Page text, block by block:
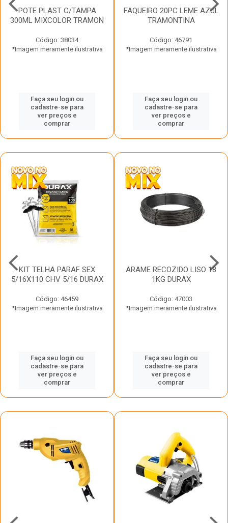
POTE PLAST C/TAMPA
300ML MIXCOLOR TRAMON
Código: 38034
*Imagem meramente ilustrativa
Faça seu login ou
cadastre-se para
ver preços e
comprar
FAQUEIRO 20PC LEME AZUL
TRAMONTINA
Código: 46791
*Imagem meramente ilustrativa
Faça seu login ou
cadastre-se para
ver preços e
comprar
KIT TELHA PARAF SEX
5/16X110 CHV 5/16 DURAX
Código: 46459
*Imagem meramente ilustrativa
Faça seu login ou
cadastre-se para
ver preços e
comprar
ARAME RECOZIDO LISO 18
1KG DURAX
Código: 47003
*Imagem meramente ilustrativa
Faça seu login ou
cadastre-se para
ver preços e
comprar